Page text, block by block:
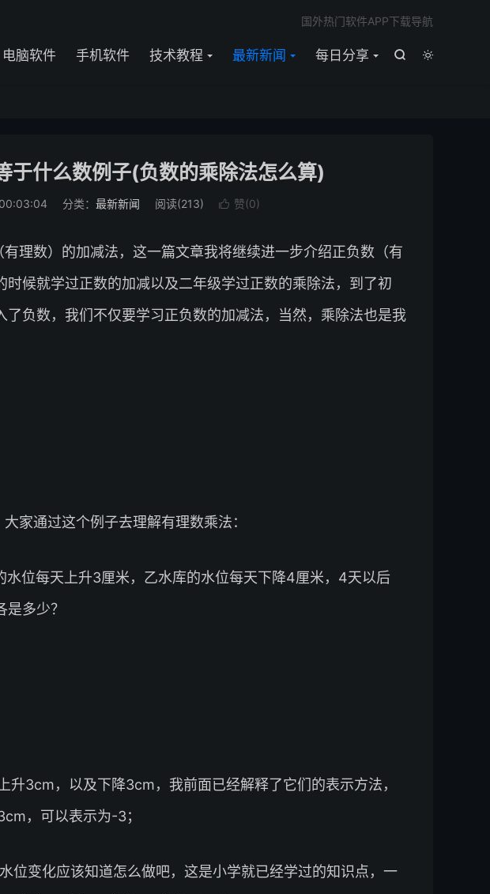


电脑软件 手机软件 技术教程 最新新闻 每日分享
国外热门软件APP下载导航
于什么数例子(负数的乘除法怎么算)
分类： 最新新闻 阅读(213)  赞(0)
有理数）的加减法，这一篇文章我将继续进一步介绍正负数（有
时候就学过正数的加减以及二年级学过正数的乘除法，到了初
了负数，我们不仅要学习正负数的加减法，当然，乘除法也是我
家通过这个例子去理解有理数乘法：
水位每天上升3厘米，乙水库的水位每天下降4厘米，4天以后
多少？
升3cm，以及下降3cm，我前面已经解释了它们的表示方法，
，可以表示为-3；
位变化应该知道怎么做吧，这是小学就已经学过的知识点，一